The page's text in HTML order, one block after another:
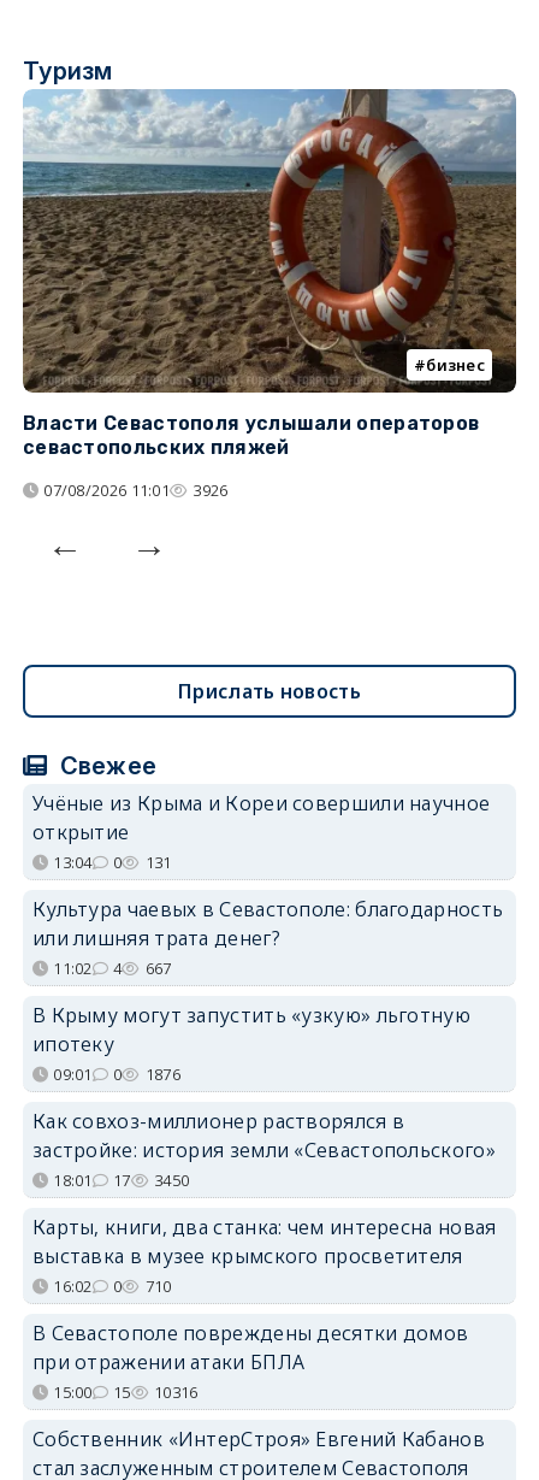
Туризм
бизнес
Власти Севастополя услышали операторов
севастопольских пляжей
07/08/2026 11:01 3926
Прислать новость
Свежее
Учёные из Крыма и Кореи совершили научное
открытие
13:04 0 131
Культура чаевых в Севастополе: благодарность
или лишняя трата денег?
11:02 4 667
В Крыму могут запустить «узкую» льготную
ипотеку
09:01 0 1876
Как совхоз-миллионер растворялся в
застройке: история земли «Севастопольского»
18:01 17 3450
Карты, книги, два станка: чем интересна новая
выставка в музее крымского просветителя
16:02 0 710
В Севастополе повреждены десятки домов
при отражении атаки БПЛА
15:00 15 10316
Собственник «ИнтерСтроя» Евгений Кабанов
стал заслуженным строителем Севастополя